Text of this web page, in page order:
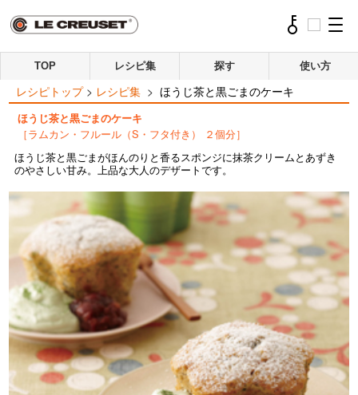
TOP レシピ集 探す 使い方
レシピトップ > レシピ集 > ほうじ茶と黒ごまのケーキ
ほうじ茶と黒ごまのケーキ
［ラムカン・フルール（S・フタ付き） ２個分］
ほうじ茶と黒ごまがほんのりと香るスポンジに抹茶クリームとあずき
のやさしい甘み。上品な大人のデザートです。